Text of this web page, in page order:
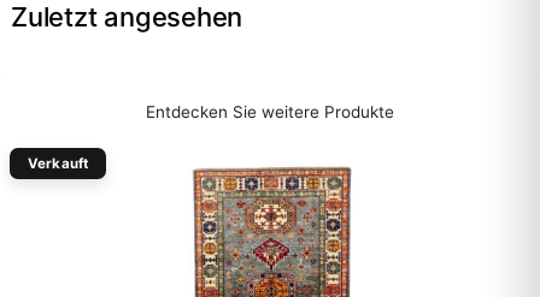
Zuletzt angesehen
Entdecken Sie weitere Produkte
Verkauft